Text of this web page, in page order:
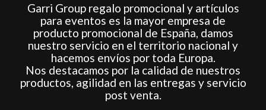
Garri Group regalo promocional y artículos
para eventos es la mayor empresa de
producto promocional de España, damos
nuestro servicio en el territorio nacional y
hacemos envíos por toda Europa.
Nos destacamos por la calidad de nuestros
productos, agilidad en las entregas y servicio
post venta.